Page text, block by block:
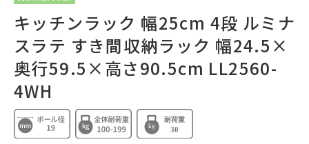
キッチンラック 幅25cm 4段 ルミナ
スラテ すき間収納ラック 幅24.5×
奥行59.5×高さ90.5cm LL2560-
4WH